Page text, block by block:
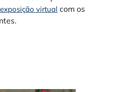
exposição virtual com os